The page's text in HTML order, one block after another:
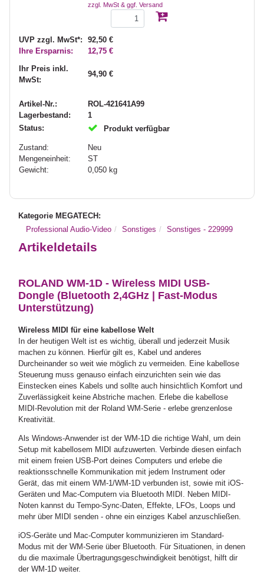
zzgl. MwSt & ggf. Versand
UVP zzgl. MwSt*:
92,50 €
Ihre Ersparnis:
12,75 €
Ihr Preis inkl.
MwSt:
94,90 €
Artikel-Nr.:
ROL-421641A99
Lagerbestand:
1
Status:
Produkt verfügbar
Zustand:
Neu
Mengeneinheit:
ST
Gewicht:
0,050 kg
Kategorie MEGATECH:
Professional Audio-Video
Sonstiges Sonstiges - 229999
Artikeldetails
ROLAND WM-1D - Wireless MIDI USB-
Dongle (Bluetooth 2,4GHz | Fast-Modus
Unterstützung)
Wireless MIDI für eine kabellose Welt
In der heutigen Welt ist es wichtig, überall und jederzeit Musik
machen zu können. Hierfür gilt es, Kabel und anderes
Durcheinander so weit wie möglich zu vermeiden. Eine kabellose
Steuerung muss genauso einfach einzurichten sein wie das
Einstecken eines Kabels und sollte auch hinsichtlich Komfort und
Zuverlässigkeit keine Abstriche machen. Erlebe die kabellose
MIDI-Revolution mit der Roland WM-Serie - erlebe grenzenlose
Kreativität.
Als Windows-Anwender ist der WM-1D die richtige Wahl, um dein
Setup mit kabellosem MIDI aufzuwerten. Verbinde diesen einfach
mit einem freien USB-Port deines Computers und erlebe die
reaktionsschnelle Kommunikation mit jedem Instrument oder
Gerät, das mit einem WM-1/WM-1D verbunden ist, sowie mit iOS-
Geräten und Mac-Computern via Bluetooth MIDI. Neben MIDI-
Noten kannst du Tempo-Sync-Daten, Effekte, LFOs, Loops und
mehr über MIDI senden - ohne ein einziges Kabel anzuschließen.
iOS-Geräte und Mac-Computer kommunizieren im Standard-
Modus mit der WM-Serie über Bluetooth. Für Situationen, in denen
du die maximale Übertragungsgeschwindigkeit benötigst, hilft dir
der WM-1D weiter.